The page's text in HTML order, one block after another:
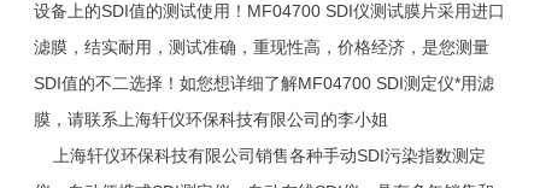
设备上的SDI值的测试使用！MF04700 SDI仪测试膜片采用进口
滤膜，结实耐用，测试准确，重现性高，价格经济，是您测量
SDI值的不二选择！如您想详细了解MF04700 SDI测定仪*用滤
膜，请联系上海轩仪环保科技有限公司的李小姐
上海轩仪环保科技有限公司销售各种手动SDI污染指数测定